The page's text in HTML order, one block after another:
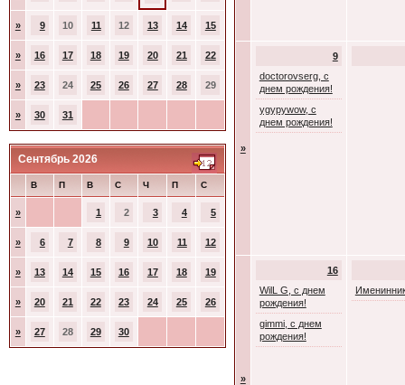
» 9 10 11 12 13 14 15
» 16 17 18 19 20 21 22
» 23 24 25 26 27 28 29
» 30 31
Сентябрь 2026
В П В С Ч П С
» 1 2 3 4 5
» 6 7 8 9 10 11 12
» 13 14 15 16 17 18 19
» 20 21 22 23 24 25 26
» 27 28 29 30
»
9
doctorovserg, с
днем рождения!
ygypywow, с
днем рождения!
»
16
WilL G, с днем
рождения!
gimmi, с днем
рождения!